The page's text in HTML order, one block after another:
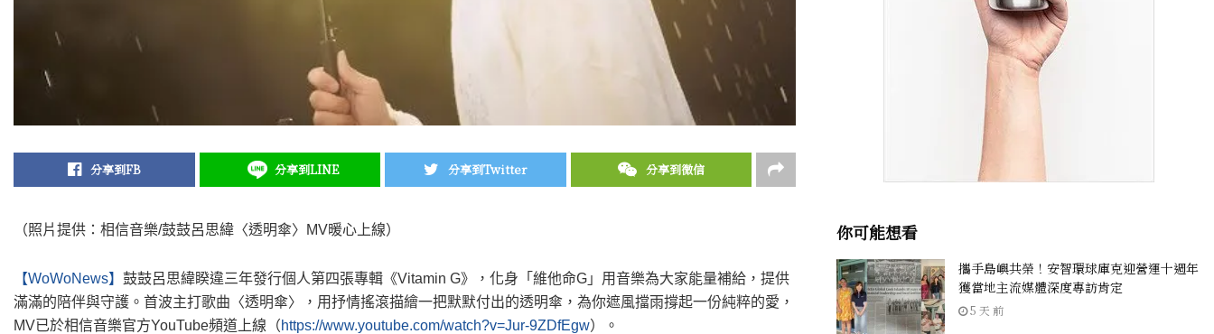
分享到FB 分享到LINE 分享到Twitter 分享到微信
（照片提供：相信音樂/鼓鼓呂思緯〈透明傘〉MV暖心上線）
【WoWoNews】 鼓鼓呂思緯睽違三年發行個人第四張專輯《Vitamin G》，化身「維他命G」用音樂為大家能量補給，提供
滿滿的陪伴與守護。首波主打歌曲〈透明傘〉，用抒情搖滾描繪一把默默付出的透明傘，為你遮風擋雨撐起一份純粹的愛，
MV已於相信音樂官方YouTube頻道上線（https://www.youtube.com/watch?v=Jur-9ZDfEgw）。
你可能想看
攜手島嶼共榮！安智環球庫克迎營運十週年
獲當地主流媒體深度專訪肯定
5 天 前